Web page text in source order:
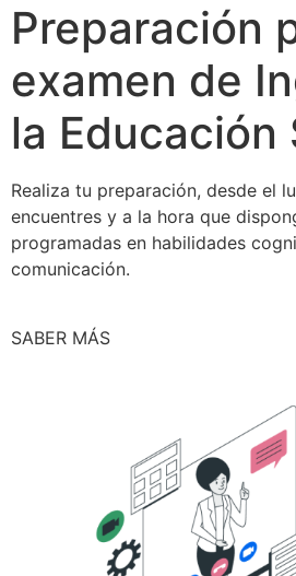
Preparación
examen de
la Educación
Realiza tu preparación, desde el
encuentres y a la hora que
programadas en habilidades
comunicación.
SABER MÁS